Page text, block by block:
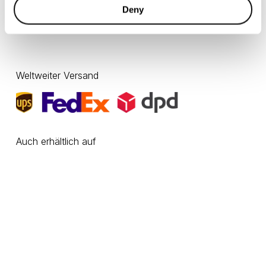
Deny
Sichere Zahlungsoptionen
Weltweiter Versand
Auch erhältlich auf